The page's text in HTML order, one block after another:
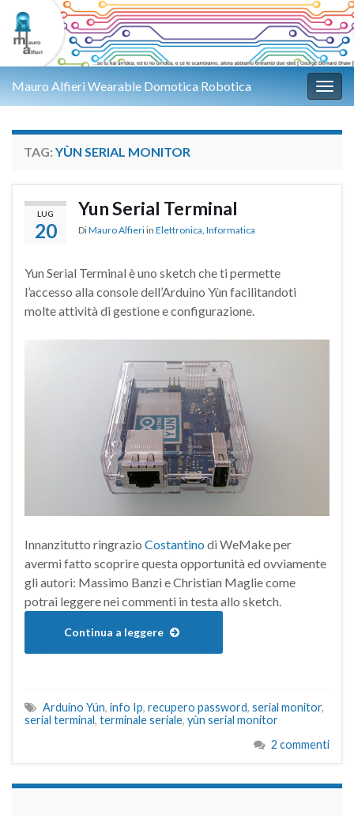
Mauro Alfieri Wearable Domotica Robotica
TAG: YÙN SERIAL MONITOR
LUG
20
Yun Serial Terminal
DiMauro Alfieri in Elettronica, Informatica
Yun Serial Terminal è uno sketch che ti permette
l’accesso alla console dell’Arduino Yùn facilitandoti
molte attività di gestione e configurazione.
Innanzitutto ringrazio Costantino di WeMake per
avermi fatto scoprire questa opportunità ed ovviamente
gli autori: Massimo Banzi e Christian Maglie come
potrai leggere nei commenti in testa allo sketch.
Continua a leggere
Arduino Yún, info Ip, recupero password, serial monitor,
serial terminal, terminale seriale, yùn serial monitor
2 commenti